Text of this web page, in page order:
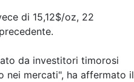
di 15,12$/oz, 22
da investitori timorosi
nei mercati", ha affermato il